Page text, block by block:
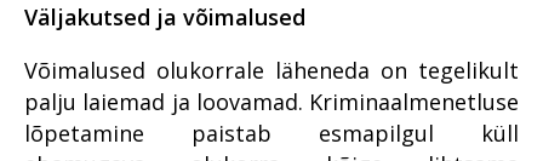
Väljakutsed ja võimalused
Võimalused olukorrale läheneda on tegelikult
palju laiemad ja loovamad. Kriminaalmenetluse
lõpetamine paistab esmapilgul küll